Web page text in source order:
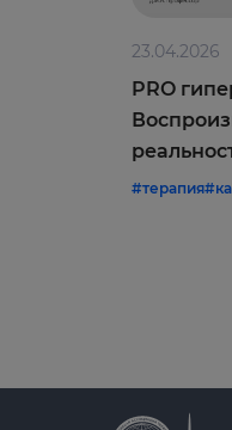
23.04.2026
PRO
#терапия